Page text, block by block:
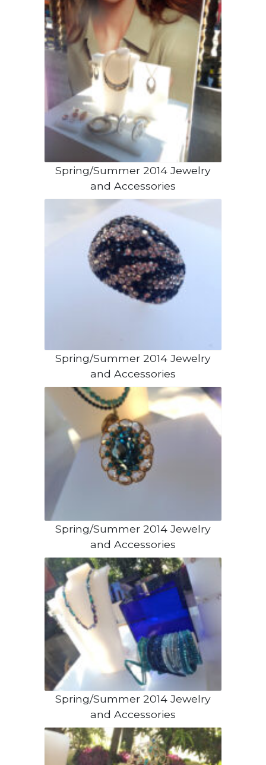
Spring/Summer 2014 Jewelry
and Accessories
Spring/Summer 2014 Jewelry
and Accessories
Spring/Summer 2014 Jewelry
and Accessories
Spring/Summer 2014 Jewelry
and Accessories